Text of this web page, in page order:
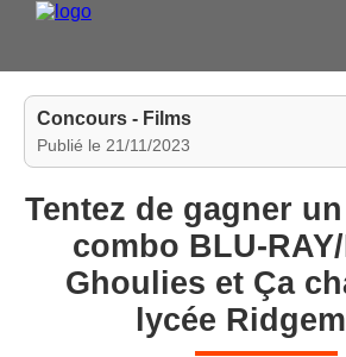
Concours - Films
Publié le 21/11/2023
Tentez de gagner
combo BLU-
Ghoulies et Ça
lycée